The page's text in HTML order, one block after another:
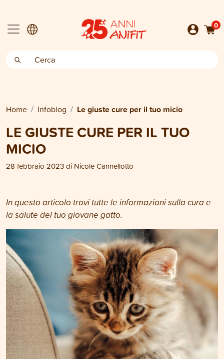
0
Home Infoblog Le giuste cure per il tuo micio
LE GIUSTE CURE PER IL TUO
MICIO
28 febbraio 2023di Nicole Cannellotto
In questo articolo trovi tutte le informazioni sulla cura e
la salute del tuo giovane gatto.